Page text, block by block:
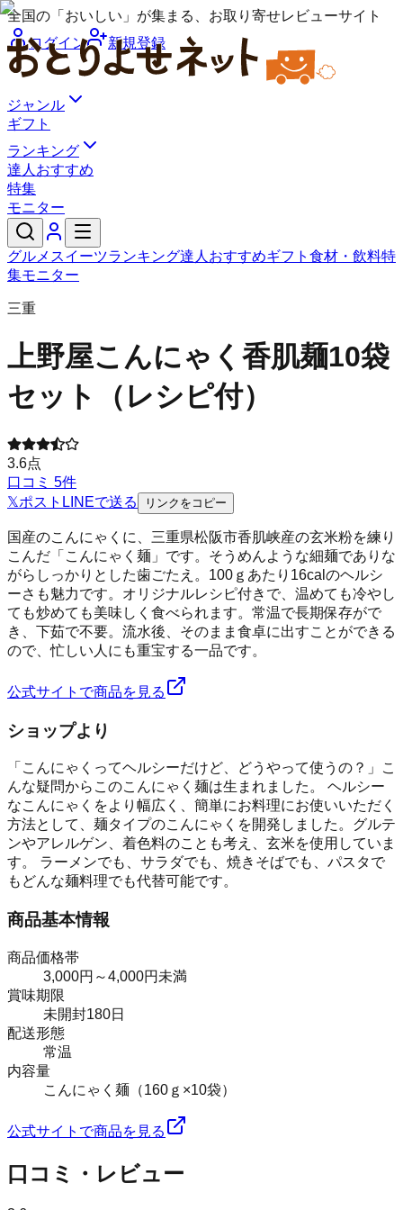
全国の「おいしい」が集まる、お取り寄せレビューサイト
ログイン
新規登録
ジャンル
ギフト
ランキング
達人おすすめ
特集
モニター
グルメ スイーツランキング達人おすすめギフト 食材・飲料特
集モニター
三重
上野屋こんにゃく香肌麺10袋
セット（レシピ付）
3.6点
口コミ 5件
𝕏ポスト LINEで送る リンクをコピー
国産のこんにゃくに、三重県松阪市香肌峡産の玄米粉を練り
こんだ「こんにゃく麺」です。そうめんような細麺でありな
がらしっかりとした歯ごたえ。100ｇあたり16calのヘルシ
ーさも魅力です。オリジナルレシピ付きで、温めても冷やし
ても炒めても美味しく食べられます。常温で長期保存がで
き、下茹で不要。流水後、そのまま食卓に出すことができる
ので、忙しい人にも重宝する一品です。
公式サイトで商品を見る
ショップより
「こんにゃくってヘルシーだけど、どうやって使うの？」こ
んな疑問からこのこんにゃく麺は生まれました。 ヘルシー
なこんにゃくをより幅広く、簡単にお料理にお使いいただく
方法として、麺タイプのこんにゃくを開発しました。グルテ
ンやアレルゲン、着色料のことも考え、玄米を使用していま
す。 ラーメンでも、サラダでも、焼きそばでも、パスタで
もどんな麺料理でも代替可能です。
商品基本情報
商品価格帯
3,000円～4,000円未満
賞味期限
未開封180日
配送形態
常温
内容量
こんにゃく麺（160ｇ×10袋）
公式サイトで商品を見る
口コミ・レビュー